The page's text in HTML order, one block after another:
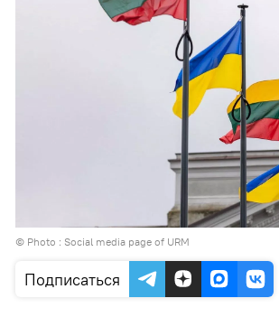
© Photo : Social media page of URM
Подписаться